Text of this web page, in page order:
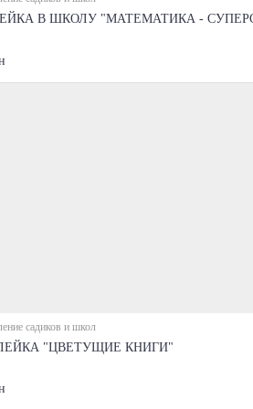
В ШКОЛУ "МАТЕМАТИКА -
садиков и школ
"ЦВЕТУЩИЕ КНИГИ"